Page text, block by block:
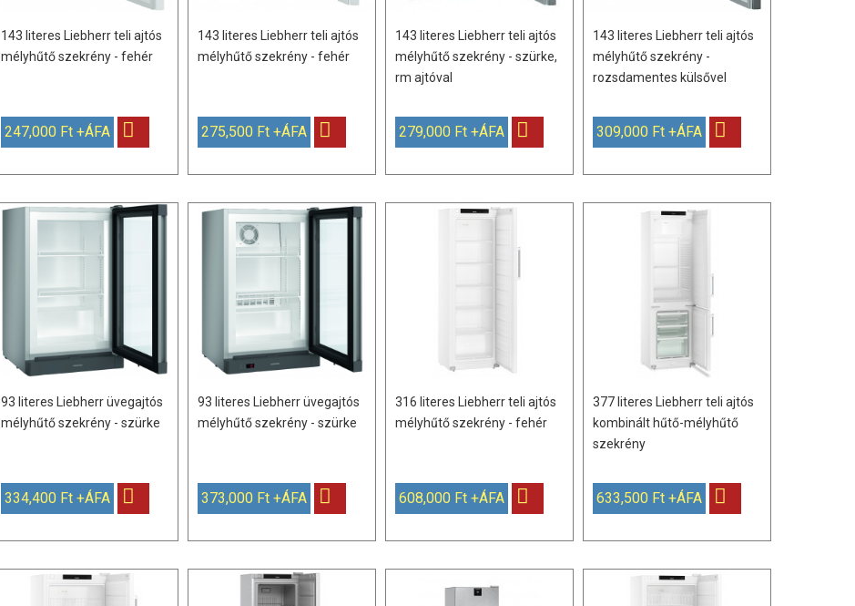
143 literes Liebherr teli ajtós
mélyhűtő szekrény - fehér
247,000 Ft +ÁFA
143 literes Liebherr teli ajtós
mélyhűtő szekrény - fehér
275,500 Ft +ÁFA
143 literes Liebherr teli ajtós
mélyhűtő szekrény - szürke,
rm ajtóval
279,000 Ft +ÁFA
143 literes Liebherr teli ajtós
mélyhűtő szekrény -
rozsdamentes külsővel
309,000 Ft +ÁFA
93 literes Liebherr üvegajtós
mélyhűtő szekrény - szürke
334,400 Ft +ÁFA
93 literes Liebherr üvegajtós
mélyhűtő szekrény - szürke
373,000 Ft +ÁFA
316 literes Liebherr teli ajtós
mélyhűtő szekrény - fehér
608,000 Ft +ÁFA
377 literes Liebherr teli ajtós
kombinált hűtő-mélyhűtő
szekrény
633,500 Ft +ÁFA